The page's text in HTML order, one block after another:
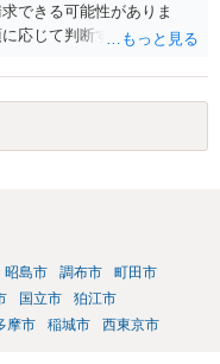
できる可能性がありま
応じて判断することも考
求などは法的には認めら
のところ相手方が遅々と
か返金に応じないといっ
持ち寄り弁護士にご相談
昭島市 調布市
町田市
国立市
狛江市
摩市 稲城市 西東京市